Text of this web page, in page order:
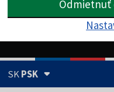
Odmietnuť
SKPSK